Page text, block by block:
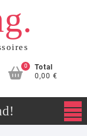
0
Total
0,00 €